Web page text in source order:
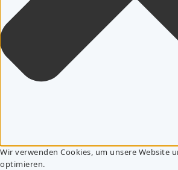
Wir verwenden Cookies, um unsere Website
optimieren.